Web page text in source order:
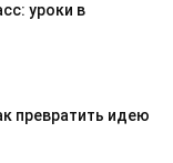
уроки в
превратить идею